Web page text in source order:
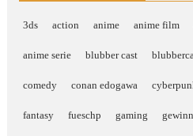
3ds action anime anime film
anime serie blubber cast
comedy conan edogawa
fantasy fueschp gaming